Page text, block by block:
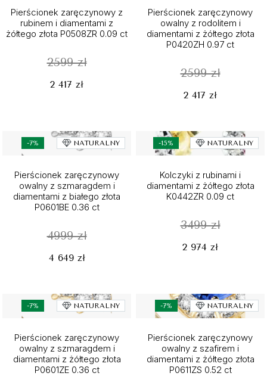
Pierścionek zaręczynowy z
rubinem i diamentami z
żółtego złota P0508ZR 0.09 ct
2599 zł
2 417 zł
Pierścionek zaręczynowy
owalny z rodolitem i
diamentami z żółtego złota
P0420ZH 0.97 ct
2599 zł
2 417 zł
-7% NATURALNY
Pierścionek zaręczynowy
owalny z szmaragdem i
diamentami z białego złota
P0601BE 0.36 ct
4999 zł
4 649 zł
-15% NATURALNY
Kolczyki z rubinami i
diamentami z żółtego złota
K0442ZR 0.09 ct
3499 zł
2 974 zł
-7% NATURALNY
Pierścionek zaręczynowy
owalny z szmaragdem i
diamentami z żółtego złota
P0601ZE 0.36 ct
-7% NATURALNY
Pierścionek zaręczynowy
owalny z szafirem i
diamentami z żółtego złota
P0611ZS 0.52 ct